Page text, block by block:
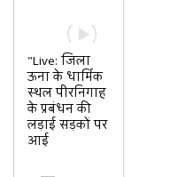
"Live: जिला
ऊना के धार्मिक
स्थल पीरनिगाह
के प्रबंधन की
लड़ाई सड़कों पर
आई